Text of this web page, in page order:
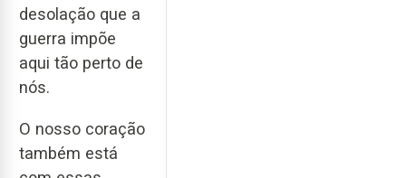
desolação que a
guerra impõe
aqui tão perto de
nós.
O nosso coração
também está